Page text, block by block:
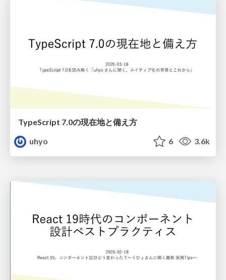
TypeScript 7.0の現在地と備え方
uhyo
6 3.6k